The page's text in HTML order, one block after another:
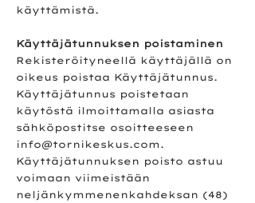
käyttämistä.
Käyttäjätunnuksen poistaminen
Rekisteröityneellä käyttäjällä on
oikeus poistaa Käyttäjätunnus.
Käyttäjätunnus poistetaan
käytöstä ilmoittamalla asiasta
sähköpostitse osoitteeseen
info@tornikeskus.com .
Käyttäjätunnuksen poisto astuu
voimaan viimeistään
neljänkymmenenkahdeksan (48)